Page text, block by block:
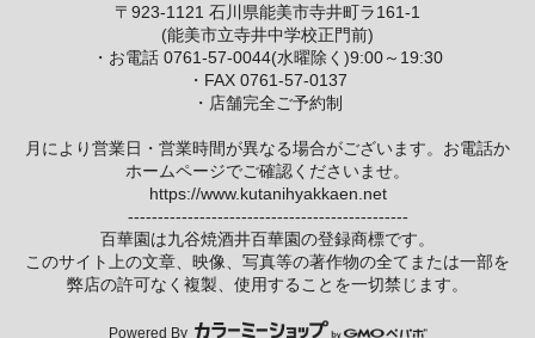
〒923-1121 石川県能美市寺井町ラ161-1
(能美市立寺井中学校正門前)
・お電話 0761-57-0044(水曜除く)9:00～19:30
・FAX 0761-57-0137
・店舗完全ご予約制
月により営業日・営業時間が異なる場合がございます。お電話か
ホームページでご確認くださいませ。
https://www.kutanihyakkaen.net
-----------------------------------------------
百華園は九谷焼酒井百華園の登録商標です。
このサイト上の文章、映像、写真等の著作物の全てまたは一部を
弊店の許可なく複製、使用することを一切禁じます。
Powered By